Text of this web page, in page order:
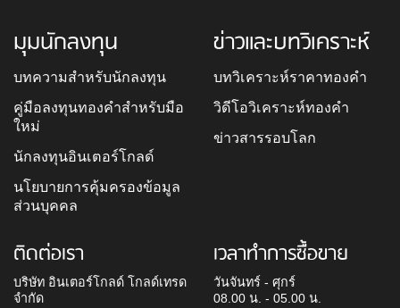
มุมนักลงทุน
บทความสำหรับนักลงทุน
คู่มือลงทุนทองคำสำหรับมือ
ใหม่
นักลงทุนอินเตอร์โกลด์
นโยบายการคุ้มครองข้อมูล
ส่วนบุคคล
ข่าวและบทวิเคราะห์
บทวิเคราะห์ราคาทองคำ
วิดีโอวิเคราะห์ทองคำ
ข่าวสารรอบโลก
ติดต่อเรา
บริษัท อินเตอร์โกลด์ โกลด์เทรด
จำกัด
เวลาทำการซื้อขาย
วันจันทร์ - ศุกร์
08.00 น. - 05.00 น.